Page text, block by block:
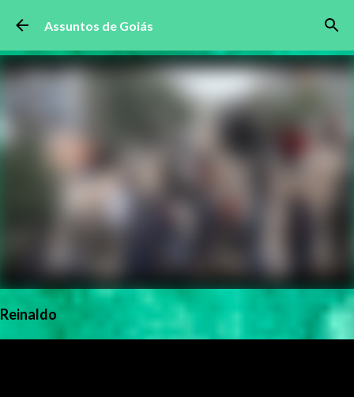
Pular para o conteúdo principal
Assuntos de Goiás
Reinaldo